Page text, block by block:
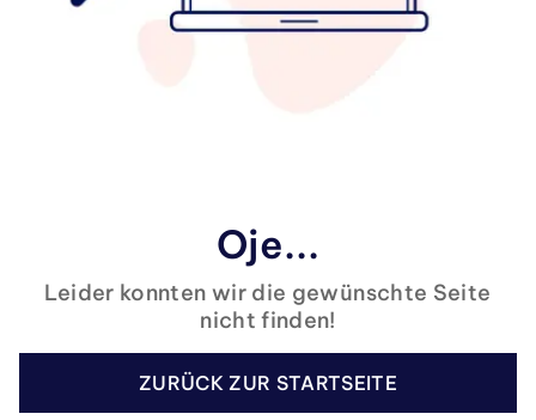
Oje...
Leider konnten wir die gewünschte Seite
nicht finden!
ZURÜCK ZUR STARTSEITE